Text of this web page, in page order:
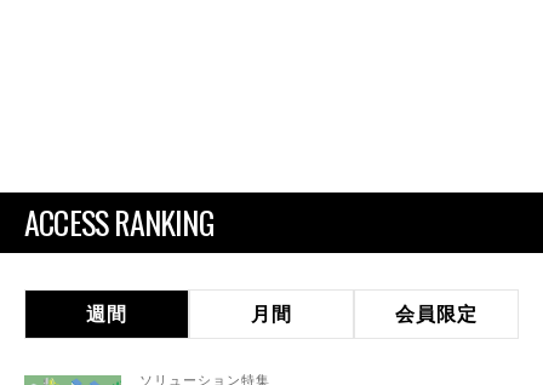
ACCESS RANKING
週間 月間 会員限定
ソリューション特集